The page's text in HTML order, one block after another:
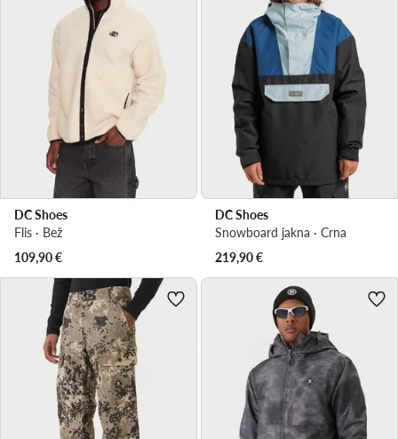
DC Shoes
Flis · Bež
109,90€
DC Shoes
Snowboard jakna · Crna
219,90€